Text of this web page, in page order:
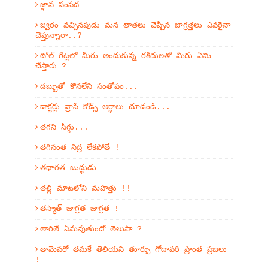
జ్ఞాన సంపద
జ్వరం వచ్చినపుడు మన తాతలు చెప్పిన జాగ్రత్తలు ఎవరైనా
చెప్తున్నారా..?
టోల్ గేట్లలో మీరు అందుకున్న రశీదులతో మీరు ఏమి
చేస్తారు ?
డబ్బుతో కొనలేని సంతోషం...
డాక్టర్లు వ్రాసే కోడ్స్ అర్ధాలు చూడండి...
తగని సిగ్గు...
తగినంత నిద్ర లేకపోతే !
తథాగత బుద్థుడు
తల్లి మాటలోని మహత్తు !!
తస్మాత్ జాగ్రత జాగ్రత !
తాగితే ఏమవుతుందో తెలుసా ?
తామెవరో తమకే తెలియని తూర్పు గోదావరి ప్రాంత ప్రజలు
!